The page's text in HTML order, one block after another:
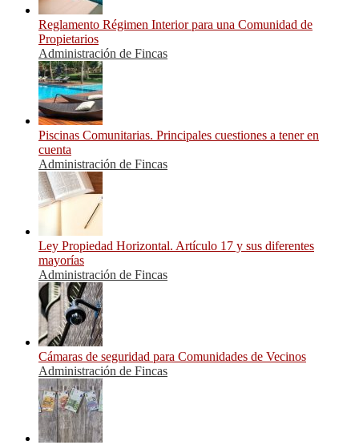
Reglamento Régimen Interior para una Comunidad de
Propietarios
Administración de Fincas
Piscinas Comunitarias. Principales cuestiones a tener en
cuenta
Administración de Fincas
Ley Propiedad Horizontal. Artículo 17 y sus diferentes
mayorías
Administración de Fincas
Cámaras de seguridad para Comunidades de Vecinos
Administración de Fincas